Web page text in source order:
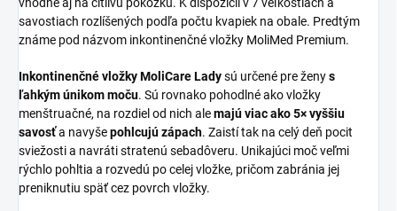
savostiach rozlíšených podľa počtu kvapiek na obale. Predtým
známe pod názvom inkontinenčné vložky MoliMed Premium.
Inkontinenčné vložky MoliCare Ladysú určené pre ženys
ľahkým únikom moču. Sú rovnako pohodlné ako vložky
menštruačné, na rozdiel od nich alemajú viac ako 5× vyššiu
savosťa navyšepohlcujú zápach. Zaistí tak na celý deň pocit
sviežosti a navráti stratenú sebadôveru. Unikajúci moč veľmi
rýchlo pohltia a rozvedú po celej vložke, pričom zabránia jej
preniknutiu späť cez povrch vložky.